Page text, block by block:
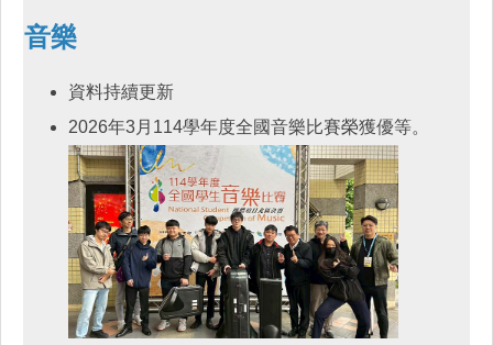
音樂
資料持續更新
2026年3月114學年度全國音樂比賽榮獲優等。